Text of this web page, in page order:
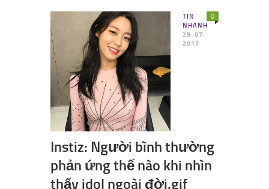
TIN
NHANH
29-07-
2017
Instiz: Người bình thường
phản ứng thế nào khi nhìn
thấy idol ngoài đời.gif
0